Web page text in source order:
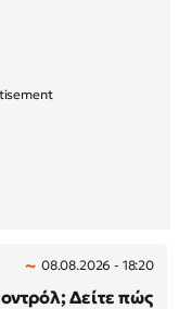
08.08.2026 - 18:20
Δείτε πώς